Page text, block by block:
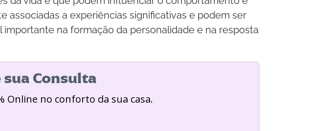
associadas a experiências significativas e podem ser
na formação da personalidade e na resposta
Consulta
Online no conforto da sua casa.